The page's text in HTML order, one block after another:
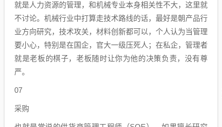
就是人力资源的管理，和机械专业本身相关性不大，这里就
不讨论。机械行业中打算走技术路线的话，最好是朝产品行
业方向研究，技术攻关，材料创新都可以，个人认为当管理
要小心，特别是在国企，官大一级压死人；在私企，管理者
就是老板的棋子，老板随时让你为他的决策负责，没有尊
严。
07
采购